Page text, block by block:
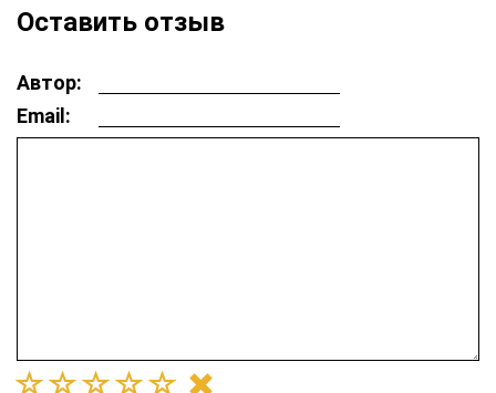
Оставить отзыв
Автор:
Email: